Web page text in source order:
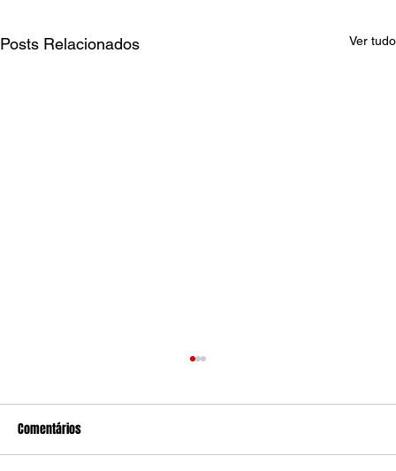
Posts Relacionados Ver tudo
Comentários